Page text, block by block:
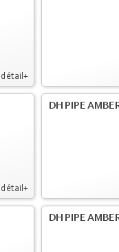
détail+
détail+
DH PIPE
DH PIPE